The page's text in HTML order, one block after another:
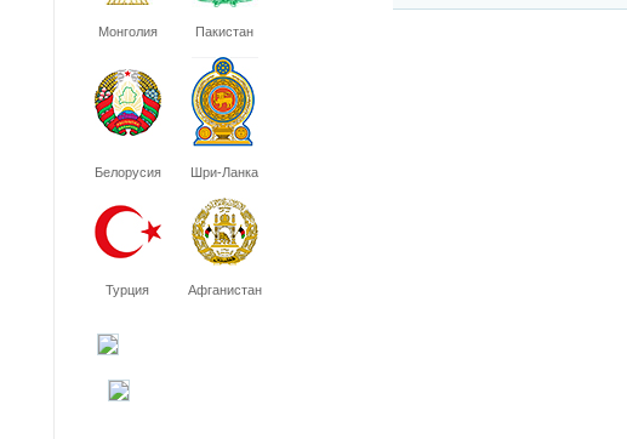
Монголия Пакистан
Белорусия Шри-Ланка
Турция Афганистан